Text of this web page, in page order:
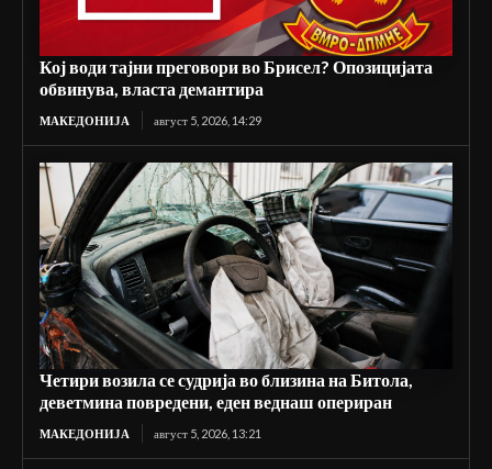
Кој води тајни преговори во Брисел? Опозицијата
обвинува, власта демантира
МАКЕДОНИЈА август 5, 2026, 14:29
Четири возила се судрија во близина на Битола,
деветмина повредени, еден веднаш опериран
МАКЕДОНИЈА август 5, 2026, 13:21